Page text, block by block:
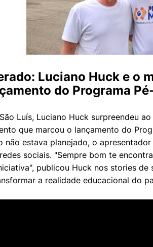
Luciano Huck e o
do Programa
Luís, Luciano Huck surpreendeu
que marcou o lançamento do
não estava planejado, o
sociais. "Sempre bom te
publicou Huck nos stories
a realidade educacional do